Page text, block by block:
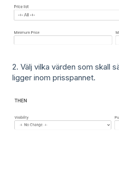
2. Välj vilka värden som skall
ligger inom prisspannet.